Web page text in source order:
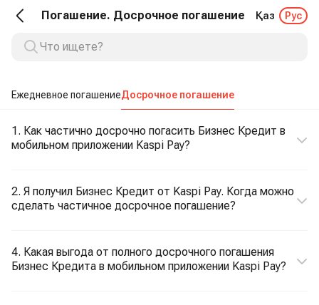
Погашение. Досрочное погашение Қаз Рус
Ежедневное погашениеДосрочное погашение
1. Как частично досрочно погасить Бизнес Кредит в
мобильном приложении Kaspi Pay?
2. Я получил Бизнес Кредит от Kaspi Pay. Когда можно
сделать частичное досрочное погашение?
4. Какая выгода от полного досрочного погашения
Бизнес Кредита в мобильном приложении Kaspi Pay?